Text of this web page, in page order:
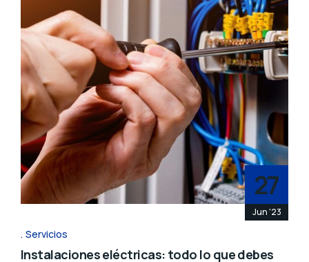
27
Jun '23
Servicios
Instalaciones eléctricas: todo lo que debes